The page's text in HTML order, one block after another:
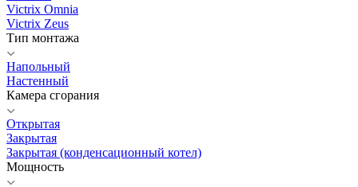
Victrix Omnia
Victrix Zeus
Тип монтажа
Напольный
Настенный
Камера сгорания
Открытая
Закрытая
Закрытая (конденсационный котел)
Мощность